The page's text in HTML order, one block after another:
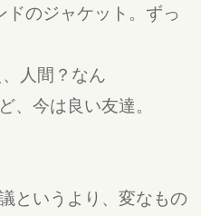
のジャケット。ずっ
人間？なん
、今は良い友達。
というより、変なもの